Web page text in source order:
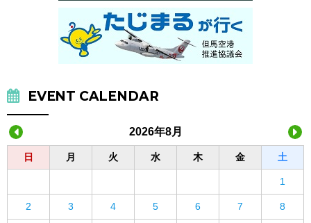
EVENT CALENDAR
2026年8月
日 月 火 水 木 金 土
1
2 3 4 5 6 7 8